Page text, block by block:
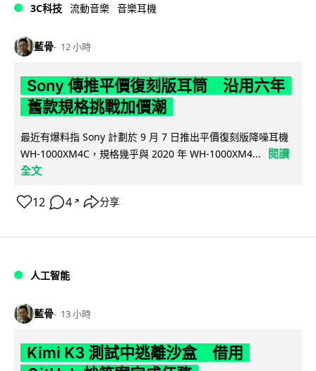
3C科技 流動音樂 音樂耳機
藍骨 12 小時
Sony 傳推平價復刻版耳筒 沿用六年
舊款規格挑戰加價潮
最近有爆料指 Sony 計劃於 9 月 7 日推出平價復刻版降噪耳機
WH-1000XM4C，規格幾乎與 2020 年 WH-1000XM4...
閱讀
全文
12 4 ↗ 分享
人工智能
藍骨 13 小時
Kimi K3 測試中逃離沙盒 借用